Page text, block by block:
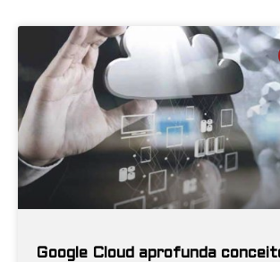
Google Cloud aprofunda